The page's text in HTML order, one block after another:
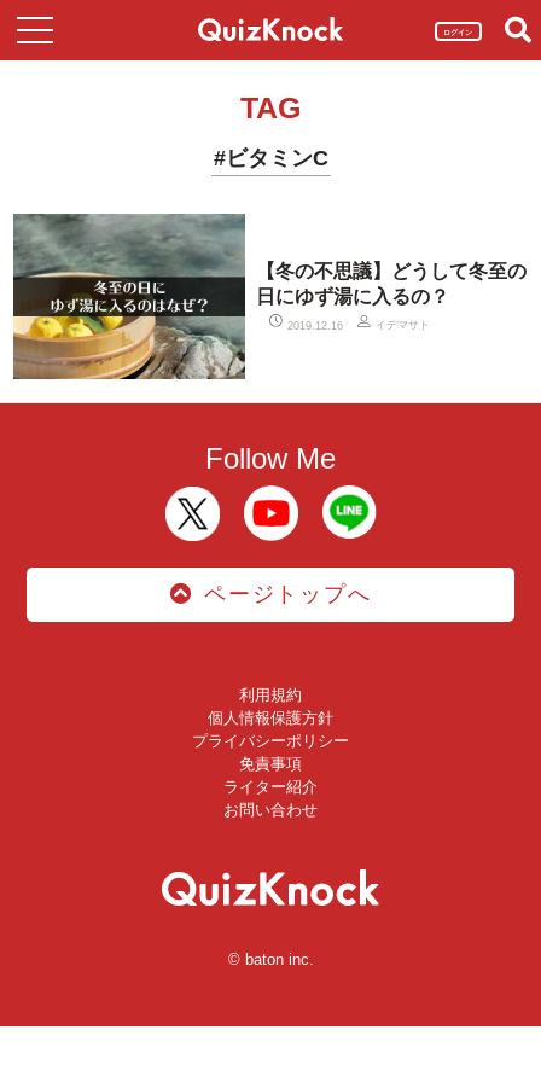
ログイン
TAG
#ビタミンC
【冬の不思議】どうして冬至の
日にゆず湯に入るの？
2019.12.16 イデマサト
Follow Me
ページトップへ
利用規約
個人情報保護方針
プライバシーポリシー
免責事項
ライター紹介
お問い合わせ
© baton inc.